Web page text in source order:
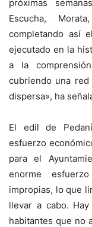
próximas
Escucha,
completando así
ejecutado en la
a la
cubriendo una red
dispersa», ha
El edil de
esfuerzo
para el
enorme
impropias, lo que
llevar a cabo.
habitantes que no